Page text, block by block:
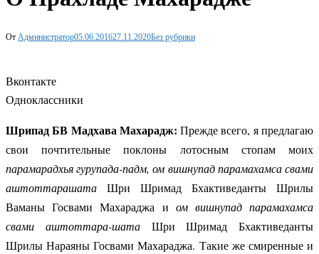
От Администратор05.06.201627.11.2020Без рубрики
Вконтакте
Одноклассники
Шрипад БВ Мадхава Махарадж: Прежде всего, я предлагаю
свои почтительные поклоны лотосным стопам моих
парамарадхья гурупада-падм, ом вишнупад парамахамса свами
аштоттарашата Шри Шримад Бхактиведанты Шрилы
Ваманы Госвами Махараджа и ом вишнупад парамахамса
свами аштоттара-шата Шри Шримад Бхактиведанты
Шрилы Нараяны Госвами Махараджа. Такие же смиренные и